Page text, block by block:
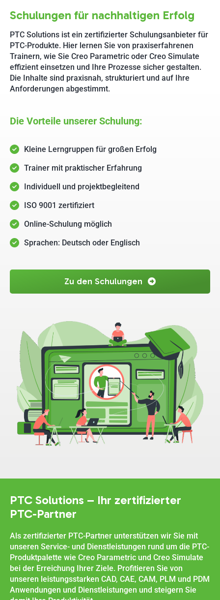
Schulungen für nachhaltigen Erfolg
PTC Solutions ist ein zertifizierter Schulungsanbieter für
PTC-Produkte. Hier lernen Sie von praxiserfahrenen
Trainern, wie Sie Creo Parametric oder Creo Simulate
effizient einsetzen und Ihre Prozesse sicher gestalten.
Die Inhalte sind praxisnah, strukturiert und auf Ihre
Anforderungen abgestimmt.
Die Vorteile unserer Schulung:
Kleine Lerngruppen für großen Erfolg
Trainer mit praktischer Erfahrung
Individuell und projektbegleitend
ISO 9001 zertifiziert
Online-Schulung möglich
Sprachen: Deutsch oder Englisch
Zu den Schulungen
PTC Solutions – Ihr zertifizierter
PTC-Partner
Als zertifizierter PTC-Partner unterstützen wir Sie mit
unseren Service- und Dienstleistungen rund um die PTC-
Produktpalette wie Creo Parametric und Creo Simulate
bei der Erreichung Ihrer Ziele. Profitieren Sie von
unseren leistungsstarken CAD, CAE, CAM, PLM und PDM
Anwendungen und Dienstleistungen und steigern Sie